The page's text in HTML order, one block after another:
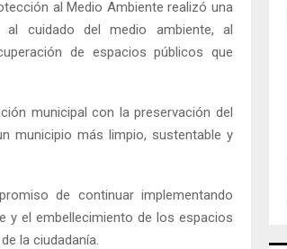
al Medio Ambiente realizó una
cuidado del medio ambiente, al
de espacios públicos que
municipal con la preservación del
municipio más limpio, sustentable y
de continuar implementando
y el embellecimiento de los espacios
la ciudadanía.